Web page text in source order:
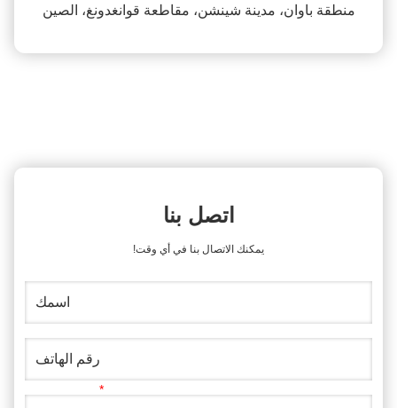
منطقة باوان، مدينة شينشن، مقاطعة قوانغدونغ، الصين
اتصل بنا
يمكنك الاتصال بنا في أي وقت!